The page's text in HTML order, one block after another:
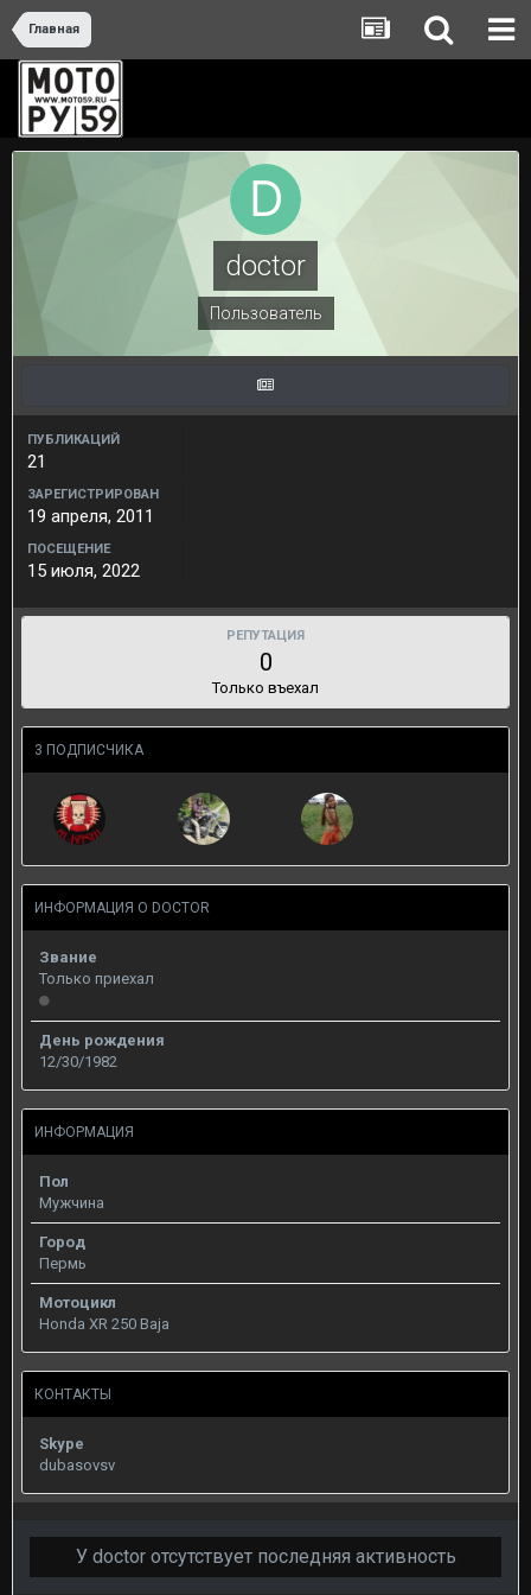
Главная
doctor
Пользователь
ПУБЛИКАЦИЙ
21
ЗАРЕГИСТРИРОВАН
19 апреля, 2011
ПОСЕЩЕНИЕ
15 июля, 2022
РЕПУТАЦИЯ
0
Только въехал
3 ПОДПИСЧИКА
ИНФОРМАЦИЯ О DOCTOR
Звание
Только приехал
День рождения
12/30/1982
ИНФОРМАЦИЯ
Пол
Мужчина
Город
Пермь
Мотоцикл
Honda XR 250 Baja
КОНТАКТЫ
Skype
dubasovsv
У doctor отсутствует последняя активность